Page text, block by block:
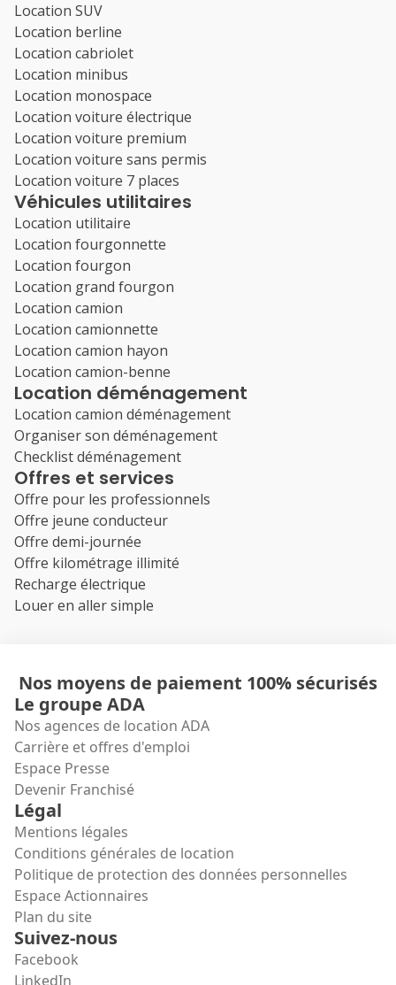
Location SUV
Location berline
Location cabriolet
Location minibus
Location monospace
Location voiture électrique
Location voiture premium
Location voiture sans permis
Location voiture 7 places
Véhicules utilitaires
Location utilitaire
Location fourgonnette
Location fourgon
Location grand fourgon
Location camion
Location camionnette
Location camion hayon
Location camion-benne
Location déménagement
Location camion déménagement
Organiser son déménagement
Checklist déménagement
Offres et services
Offre pour les professionnels
Offre jeune conducteur
Offre demi-journée
Offre kilométrage illimité
Recharge électrique
Louer en aller simple
Nos moyens de paiement 100% sécurisés
Le groupe ADA
Nos agences de location ADA
Carrière et offres d'emploi
Espace Presse
Devenir Franchisé
Légal
Mentions légales
Conditions générales de location
Politique de protection des données personnelles
Espace Actionnaires
Plan du site
Suivez-nous
Facebook
LinkedIn